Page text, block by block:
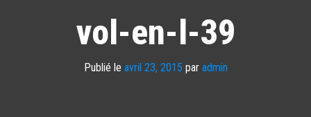
vol-en-l-39
Publié le avril 23, 2015 par admin